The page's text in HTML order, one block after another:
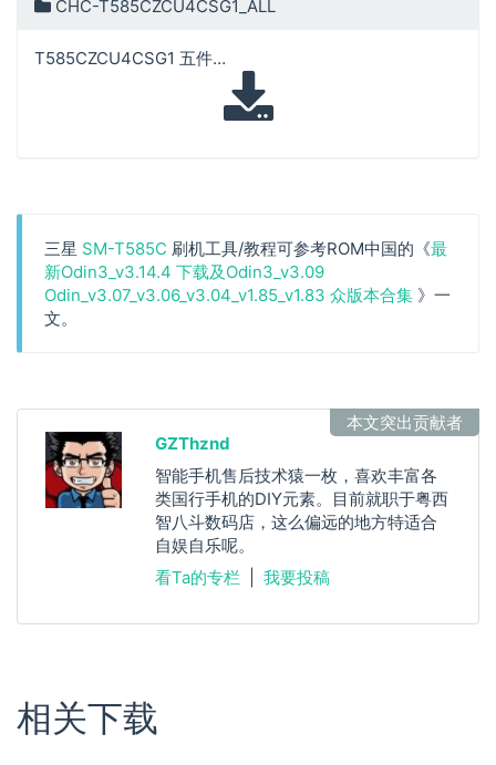
CHC-T585CZCU4CSG1_ALL
T585CZCU4CSG1 五件套
三星 SM-T585C 刷机工具/教程可参考ROM中国的《最
新Odin3_v3.14.4 下载及Odin3_v3.09
Odin_v3.07_v3.06_v3.04_v1.85_v1.83 众版本合集 》一
文。
本文突出贡献者
GZThznd
智能手机售后技术猿一枚，喜欢丰富各
类国行手机的DIY元素。目前就职于粤西
智八斗数码店，这么偏远的地方特适合
自娱自乐呢。
看Ta的专栏
我要投稿
相关下载